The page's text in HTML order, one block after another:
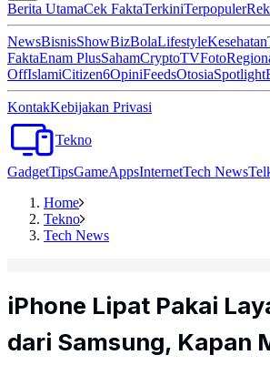
Berita UtamaCek FaktaTerkiniTerpopuler
NewsBisnisShowBizBolaLifestyleKesehatan
FaktaEnam PlusSahamCryptoTVFoto
OffIslamiCitizen6OpiniFeedsOtosiaSpotlight
KontakKebijakan Privasi
Tekno
GadgetTipsGameAppsInternetTech News
Home
Tekno
Tech News
iPhone Lipat Pakai
dari Samsung, Kapan